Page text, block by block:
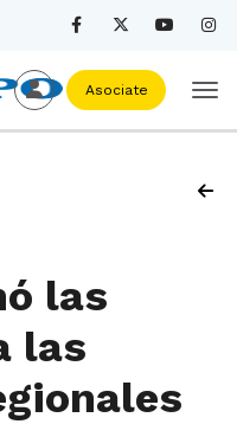
Asociate
las
las